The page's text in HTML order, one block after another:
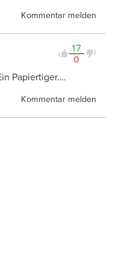
Kommentar melden
17
0
Papiertiger….
Kommentar melden